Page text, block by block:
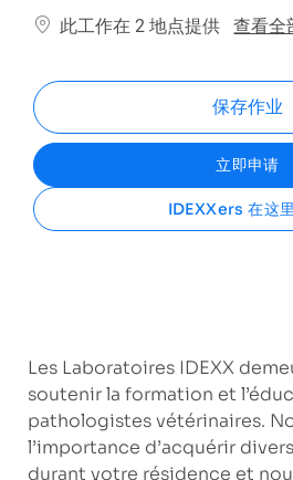
此工作在 2 地点提供 查看全
保存作业
立即申请
IDEXXers 在这
Les Laboratoires IDEXX
soutenir la formation et
pathologistes vétérinaires.
l’importance d’acquérir
durant votre résidence et